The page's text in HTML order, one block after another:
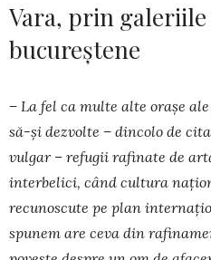
Vara, prin
bucureștene
– La fel ca multe alte orașe
să-și dez­­volte – dincolo de
vul­gar – refugii ra­finate de
interbelici, când cultura
recunoscute pe plan
spunem are ceva din